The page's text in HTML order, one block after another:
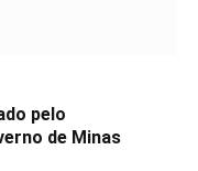
pelo
de Minas